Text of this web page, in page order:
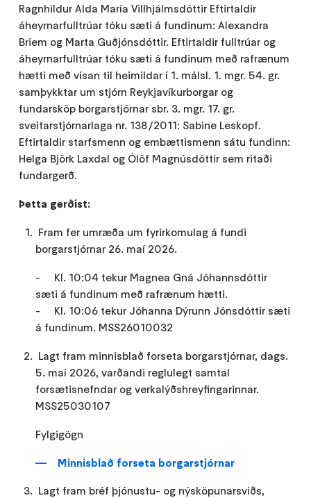
Ragnhildur Alda María Villhjálmsdóttir Eftirtaldir
áheyrnarfulltrúar tóku sæti á fundinum: Alexandra
Briem og Marta Guðjónsdóttir. Eftirtaldir fulltrúar og
áheyrnarfulltrúar tóku sæti á fundinum með rafrænum
hætti með vísan til heimildar í 1. málsl. 1. mgr. 54. gr.
samþykktar um stjórn Reykjavíkurborgar og
fundarsköp borgarstjórnar sbr. 3. mgr. 17. gr.
sveitarstjórnarlaga nr. 138/2011: Sabine Leskopf.
Eftirtaldir starfsmenn og embættismenn sátu fundinn:
Helga Björk Laxdal og Ólöf Magnúsdóttir sem ritaði
fundargerð.
Þetta gerðist:
Fram fer umræða um fyrirkomulag á fundi
borgarstjórnar 26. maí 2026.
- Kl. 10:04 tekur Magnea Gná Jóhannsdóttir
sæti á fundinum með rafrænum hætti.
- Kl. 10:06 tekur Jóhanna Dýrunn Jónsdóttir sæti
á fundinum. MSS26010032
Lagt fram minnisblað forseta borgarstjórnar, dags.
5. maí 2026, varðandi reglulegt samtal
forsætisnefndar og verkalýðshreyfingarinnar.
MSS25030107
Fylgigögn
Minnisblað forseta borgarstjórnar
Lagt fram bréf þjónustu- og nýsköpunarsviðs,